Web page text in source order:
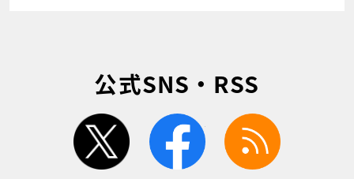
公式SNS・RSS
twitter facebook